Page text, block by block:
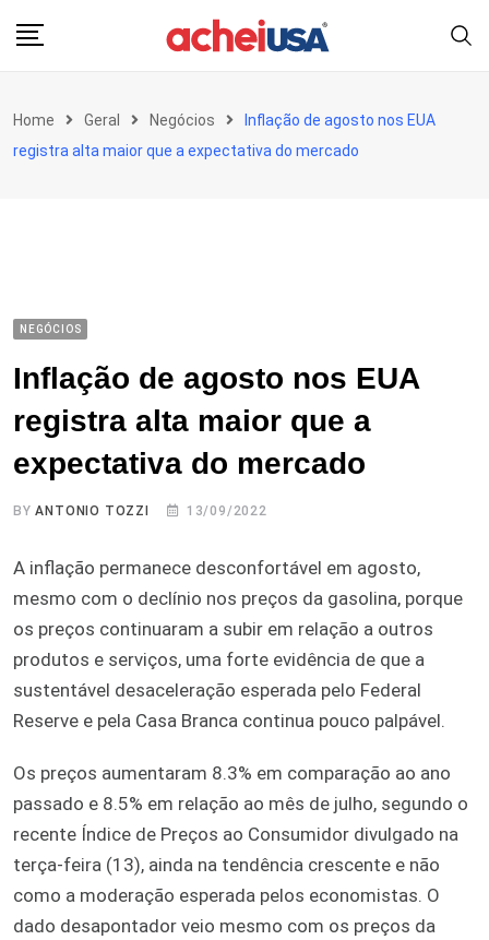
Home Geral Negócios
Inflação de agosto nos EUA
registra alta maior que a expectativa do mercado
NEGÓCIOS
Inflação de agosto nos EUA
registra alta maior que a
expectativa do mercado
BYANTONIO TOZZI 13/09/2022
A inflação permanece desconfortável em agosto,
mesmo com o declínio nos preços da gasolina, porque
os preços continuaram a subir em relação a outros
produtos e serviços, uma forte evidência de que a
sustentável desaceleração esperada pelo Federal
Reserve e pela Casa Branca continua pouco palpável.
Os preços aumentaram 8.3% em comparação ao ano
passado e 8.5% em relação ao mês de julho, segundo o
recente Índice de Preços ao Consumidor divulgado na
terça-feira (13), ainda na tendência crescente e não
como a moderação esperada pelos economistas. O
dado desapontador veio mesmo com os preços da